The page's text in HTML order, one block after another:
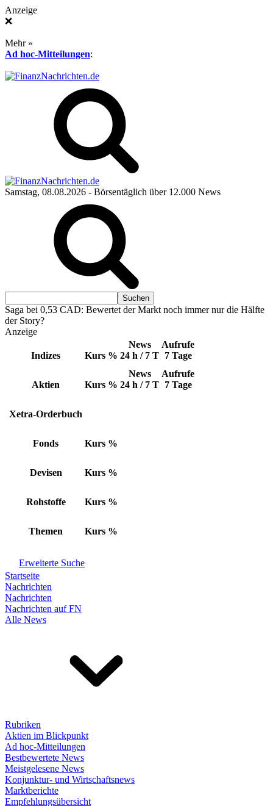
Anzeige
❌
Mehr »
Ad hoc-Mitteilungen:
Samstag, 08.08.2026 - Börsentäglich über 12.000 News
Saga bei 0,53 CAD: Bewertet der Markt noch immer nur die Hälfte
der Story?
Anzeige
Indizes Kurs %
News
24 h / 7 T
Aufrufe
7 Tage
Aktien Kurs %
News
24 h / 7 T
Aufrufe
7 Tage
Xetra-Orderbuch
Fonds Kurs %
Devisen Kurs %
Rohstoffe Kurs %
Themen Kurs %
Erweiterte Suche
Startseite
Nachrichten
Nachrichten
Nachrichten auf FN
Alle News
Rubriken
Aktien im Blickpunkt
Ad hoc-Mitteilungen
Bestbewertete News
Meistgelesene News
Konjunktur- und Wirtschaftsnews
Marktberichte
Empfehlungsübersicht